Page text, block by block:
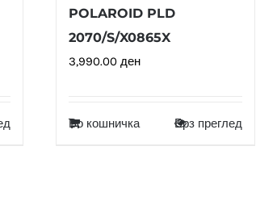
POLAROID PLD
2070/S/X0865X
3,990.00 ден
Во кошничка Брз преглед